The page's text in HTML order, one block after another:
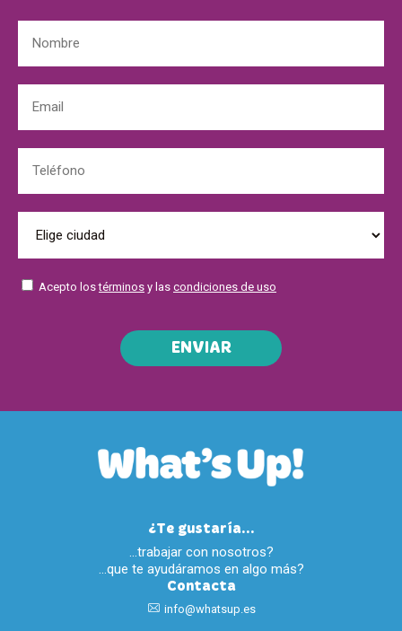
Acepto lostérminos y las condiciones de uso
ENVIAR
¿Te gustaría...
…trabajar con nosotros?
…que te ayudáramos en algo más?
Contacta
info@whatsup.es